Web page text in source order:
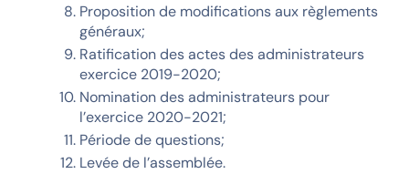
Proposition de modifications aux règlements
généraux;
Ratification des actes des administrateurs
exercice 2019-2020;
Nomination des administrateurs pour
l’exercice 2020-2021;
Période de questions;
Levée de l’assemblée.